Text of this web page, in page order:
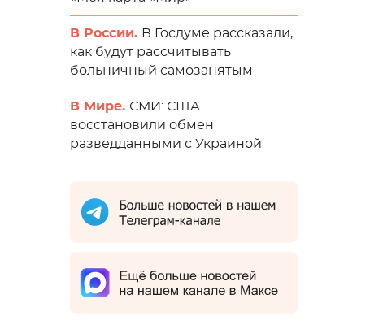
В России. В Госдуме рассказали,
как будут рассчитывать
больничный самозанятым
В Мире. СМИ: США
восстановили обмен
разведданными с Украиной